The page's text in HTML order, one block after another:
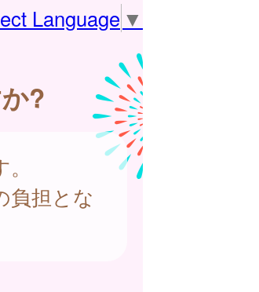
Language ▼
?
負担とな